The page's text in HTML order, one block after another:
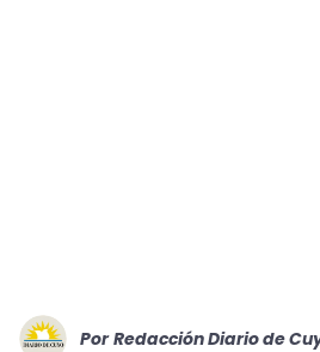
Por Redacción Diario de